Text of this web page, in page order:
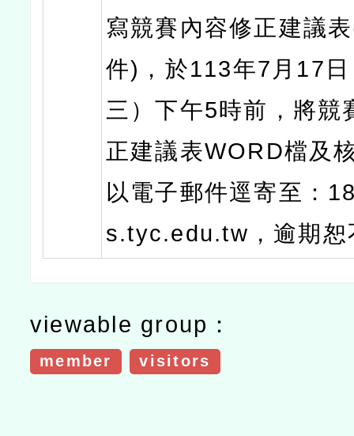
寫競賽內容修正建議
件)，於113年7月17
三）下午5時前，將競
正建議表WORD檔及
以電子郵件逕寄至：
s.tyc.edu.tw，逾期恕
viewable group：
member visitors